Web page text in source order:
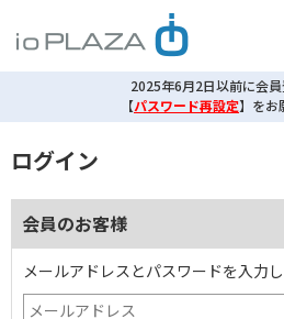
2025年6月2日以前に会
【パスワード再設定】 をお
ログイン
会員のお客様
メールアドレスとパスワードを入力